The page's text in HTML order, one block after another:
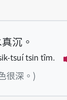
沉。
tsuí tsin tîm.
很深。)